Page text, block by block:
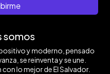
somos
y moderno, pensado
se reinventa y se une.
lo mejor de El Salvador.